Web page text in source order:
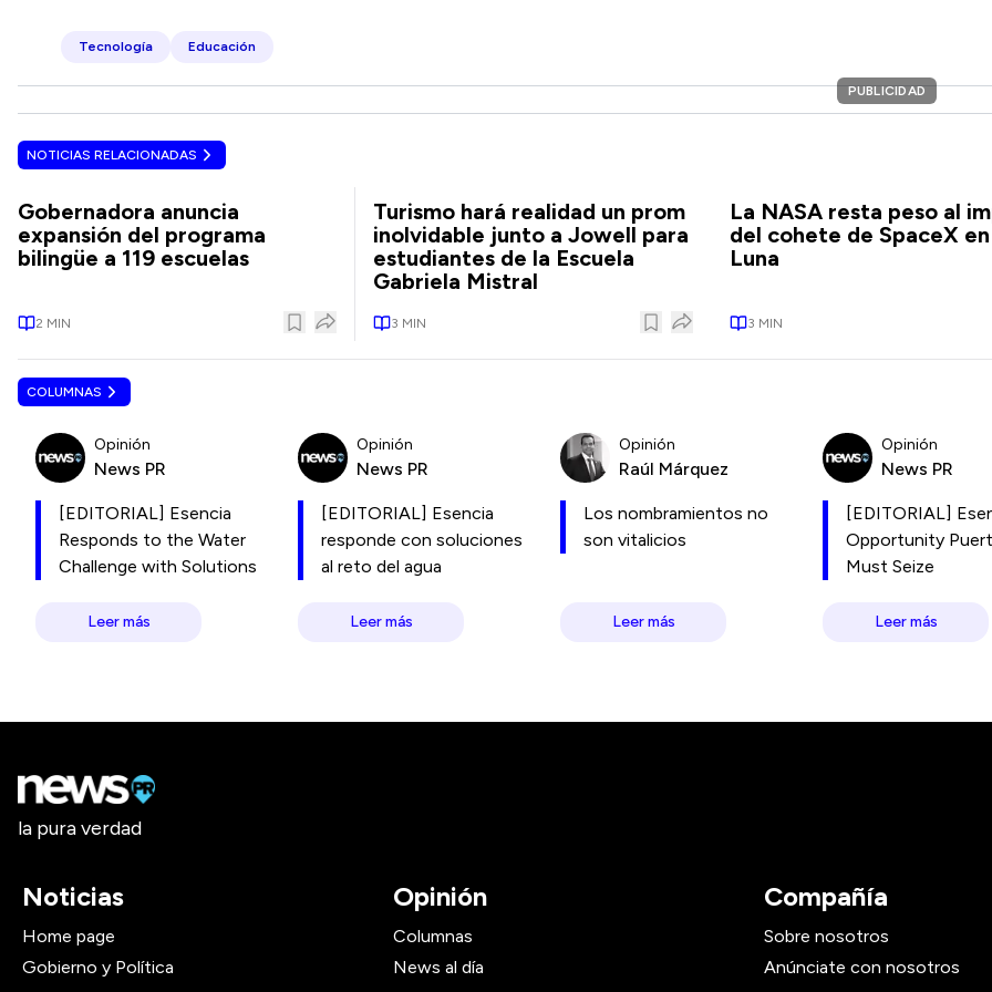
Tecnología Educación
PUBLICIDAD
NOTICIAS RELACIONADAS
Gobernadora anuncia
expansión del programa
bilingüe a 119 escuelas
2 MIN
Turismo hará realidad un prom
inolvidable junto a Jowell para
estudiantes de la Escuela
Gabriela Mistral
3 MIN
La NASA resta peso al
del cohete de SpaceX
Luna
3 MIN
COLUMNAS
Opinión
News PR
[EDITORIAL] Esencia
Responds to the Water
Challenge with Solutions
Leer más
Opinión
News PR
[EDITORIAL] Esencia
responde con soluciones
al reto del agua
Leer más
Opinión
Raúl Márquez
Los nombramientos no
son vitalicios
Leer más
Opinión
News PR
[EDITORIAL]
Opportunity
Must Seize
Leer más
la pura verdad
Noticias
Home page
Gobierno y Política
Opinión
Columnas
News al día
Compañía
Sobre nosotros
Anúnciate con nosotros